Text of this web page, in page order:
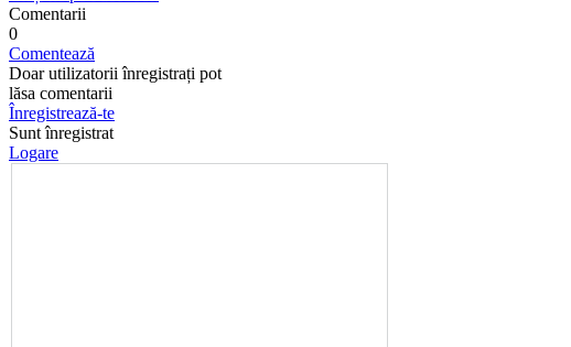
Comentarii
0
Comentează
Doar utilizatorii înregistrați pot
lăsa comentarii
Înregistrează-te
Sunt înregistrat
Logare